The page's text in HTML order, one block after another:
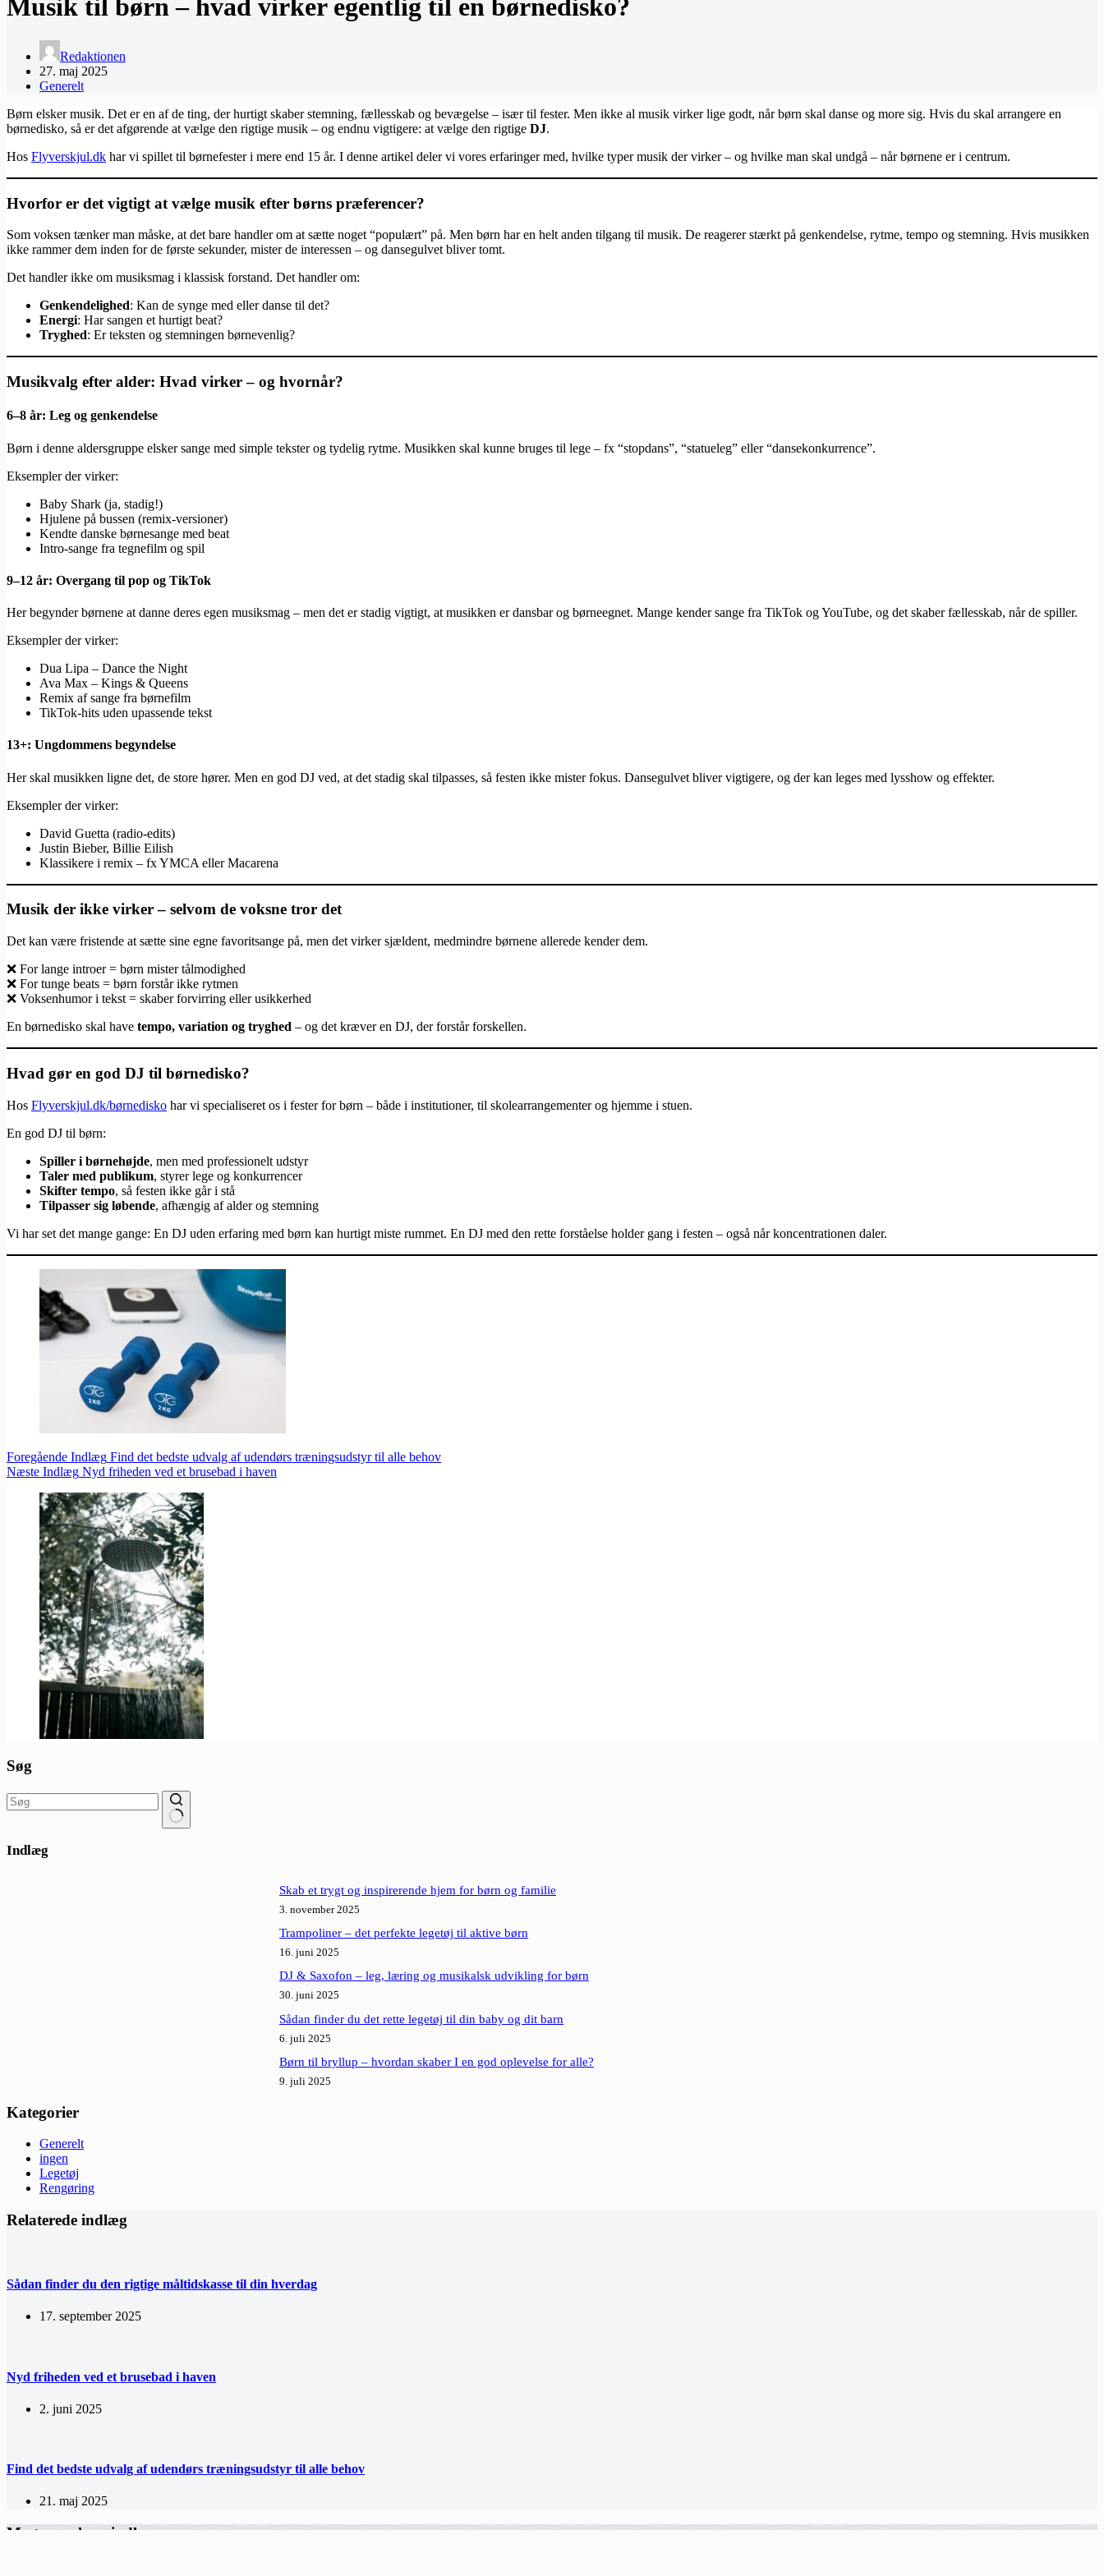
Musik til børn – hvad virker egentlig til en børnedisko?
Redaktionen
27. maj 2025
Generelt
Børn elsker musik. Det er en af de ting, der hurtigt skaber stemning, fællesskab og bevægelse – især til fester. Men ikke al musik virker lige godt, når børn skal danse og more sig. Hvis du skal arrangere en
børnedisko, så er det afgørende at vælge den rigtige musik – og endnu vigtigere: at vælge den rigtige DJ.
Hos Flyverskjul.dk har vi spillet til børnefester i mere end 15 år. I denne artikel deler vi vores erfaringer med, hvilke typer musik der virker – og hvilke man skal undgå – når børnene er i centrum.
Hvorfor er det vigtigt at vælge musik efter børns præferencer?
Som voksen tænker man måske, at det bare handler om at sætte noget “populært” på. Men børn har en helt anden tilgang til musik. De reagerer stærkt på genkendelse, rytme, tempo og stemning. Hvis musikken
ikke rammer dem inden for de første sekunder, mister de interessen – og dansegulvet bliver tomt.
Det handler ikke om musiksmag i klassisk forstand. Det handler om:
Genkendelighed: Kan de synge med eller danse til det?
Energi: Har sangen et hurtigt beat?
Tryghed: Er teksten og stemningen børnevenlig?
Musikvalg efter alder: Hvad virker – og hvornår?
6–8 år: Leg og genkendelse
Børn i denne aldersgruppe elsker sange med simple tekster og tydelig rytme. Musikken skal kunne bruges til lege – fx “stopdans”, “statueleg” eller “dansekonkurrence”.
Eksempler der virker:
Baby Shark (ja, stadig!)
Hjulene på bussen (remix-versioner)
Kendte danske børnesange med beat
Intro-sange fra tegnefilm og spil
9–12 år: Overgang til pop og TikTok
Her begynder børnene at danne deres egen musiksmag – men det er stadig vigtigt, at musikken er dansbar og børneegnet. Mange kender sange fra TikTok og YouTube, og det skaber fællesskab, når de spiller.
Eksempler der virker:
Dua Lipa – Dance the Night
Ava Max – Kings & Queens
Remix af sange fra børnefilm
TikTok-hits uden upassende tekst
13+: Ungdommens begyndelse
Her skal musikken ligne det, de store hører. Men en god DJ ved, at det stadig skal tilpasses, så festen ikke mister fokus. Dansegulvet bliver vigtigere, og der kan leges med lysshow og effekter.
Eksempler der virker:
David Guetta (radio-edits)
Justin Bieber, Billie Eilish
Klassikere i remix – fx YMCA eller Macarena
Musik der ikke virker – selvom de voksne tror det
Det kan være fristende at sætte sine egne favoritsange på, men det virker sjældent, medmindre børnene allerede kender dem.
❌ For lange introer = børn mister tålmodighed
❌ For tunge beats = børn forstår ikke rytmen
❌ Voksenhumor i tekst = skaber forvirring eller usikkerhed
En børnedisko skal have tempo, variation og tryghed – og det kræver en DJ, der forstår forskellen.
Hvad gør en god DJ til børnedisko?
Hos Flyverskjul.dk/børnedisko har vi specialiseret os i fester for børn – både i institutioner, til skolearrangementer og hjemme i stuen.
En god DJ til børn:
Spiller i børnehøjde, men med professionelt udstyr
Taler med publikum, styrer lege og konkurrencer
Skifter tempo, så festen ikke går i stå
Tilpasser sig løbende, afhængig af alder og stemning
Vi har set det mange gange: En DJ uden erfaring med børn kan hurtigt miste rummet. En DJ med den rette forståelse holder gang i festen – også når koncentrationen daler.
Foregående Indlæg Find det bedste udvalg af udendørs træningsudstyr til alle behov
Næste Indlæg Nyd friheden ved et brusebad i haven
Søg
resultater
Indlæg
Skab et trygt og inspirerende hjem for børn og familie
3. november 2025
Trampoliner – det perfekte legetøj til aktive børn
16. juni 2025
DJ & Saxofon – leg, læring og musikalsk udvikling for børn
30. juni 2025
Sådan finder du det rette legetøj til din baby og dit barn
6. juli 2025
Børn til bryllup – hvordan skaber I en god oplevelse for alle?
9. juli 2025
Kategorier
Generelt
ingen
Legetøj
Rengøring
Relaterede indlæg
Sådan finder du den rigtige måltidskasse til din hverdag
17. september 2025
Nyd friheden ved et brusebad i haven
2. juni 2025
Find det bedste udvalg af udendørs træningsudstyr til alle behov
21. maj 2025
Mest populære indlæg